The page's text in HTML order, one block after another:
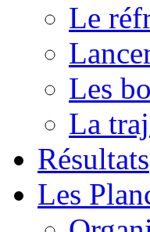
Le
Les
La
Résultats
Les